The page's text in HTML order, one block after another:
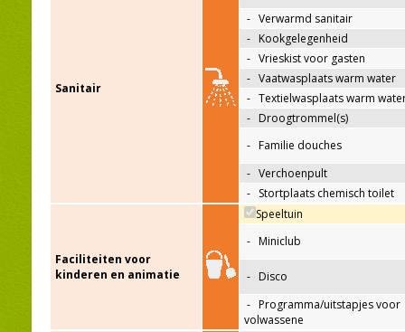
Sanitair
- Verwarmd sanitair
- Kookgelegenheid
- Vrieskist voor gasten
- Vaatwasplaats warm water
- Textielwasplaats warm
- Droogtrommel(s)
- Familie douches
- Verchoenpult
- Stortplaats chemisch toilet
Faciliteiten voor
kinderen en animatie
Speeltuin
- Miniclub
- Disco
- Programma/uitstapjes voor
volwassene